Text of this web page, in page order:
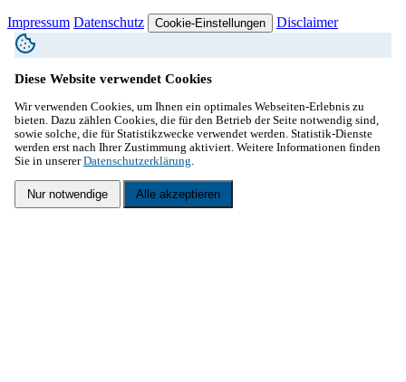
Impressum Datenschutz Cookie-Einstellungen Disclaimer
Diese Website verwendet Cookies
Wir verwenden Cookies, um Ihnen ein optimales Webseiten-Erlebnis zu
bieten. Dazu zählen Cookies, die für den Betrieb der Seite notwendig sind,
sowie solche, die für Statistikzwecke verwendet werden. Statistik-Dienste
werden erst nach Ihrer Zustimmung aktiviert. Weitere Informationen finden
Sie in unsererDatenschutzerklärung.
Nur notwendige Alle akzeptieren